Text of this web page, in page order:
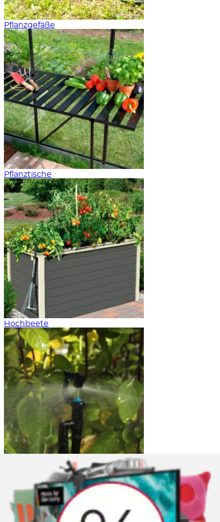
Pflanzgefäße
Pflanztische
Hochbeete
Bewässerungssysteme
Gemüse und Blumen im Gewächshaus
Bestimmte Sorten werden für die Kultivierung in